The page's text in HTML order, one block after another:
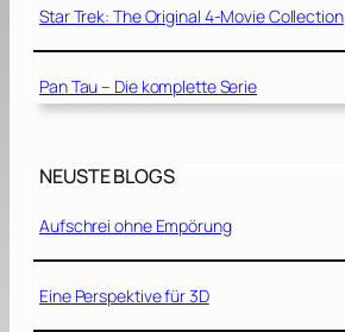
Star Trek: The Original 4-Movie Collection
Pan Tau – Die komplette Serie
NEUSTE BLOGS
Aufschrei ohne Empörung
Eine Perspektive für 3D